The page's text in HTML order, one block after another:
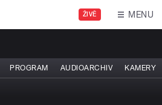
ŽIVĚ MENU
PROGRAM AUDIOARCHIV KAMERY